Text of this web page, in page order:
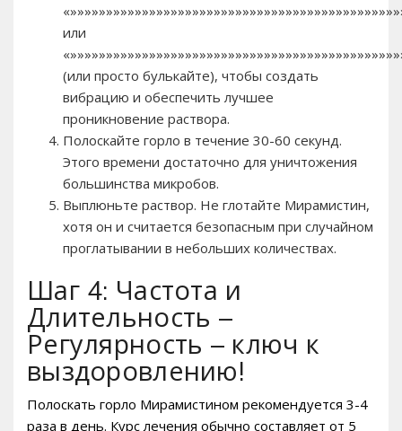
или
(или просто булькайте), чтобы создать
вибрацию и обеспечить лучшее
проникновение раствора.
Полоскайте горло в течение 30-60 секунд.
Этого времени достаточно для уничтожения
большинства микробов.
Выплюньте раствор. Не глотайте Мирамистин,
хотя он и считается безопасным при случайном
проглатывании в небольших количествах.
Шаг 4: Частота и
Длительность –
Регулярность – ключ к
выздоровлению!
Полоскать горло Мирамистином рекомендуется 3-4
раза в день. Курс лечения обычно составляет от 5